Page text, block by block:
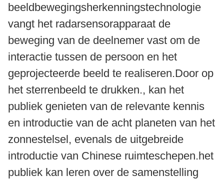
beeldbewegingsherkenningstechnologie
vangt het radarsensorapparaat de
beweging van de deelnemer vast om de
interactie tussen de persoon en het
geprojecteerde beeld te realiseren.Door op
het sterrenbeeld te drukken., kan het
publiek genieten van de relevante kennis
en introductie van de acht planeten van het
zonnestelsel, evenals de uitgebreide
introductie van Chinese ruimteschepen.het
publiek kan leren over de samenstelling